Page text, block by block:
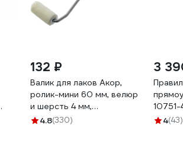
132 ₽
Валик для лаков Акор,
ролик-мини 60 мм, велюр
и шерсть 4 мм,
кронштейн 6 мм, Мастер
4.8(330)
3
10751-
4(43)